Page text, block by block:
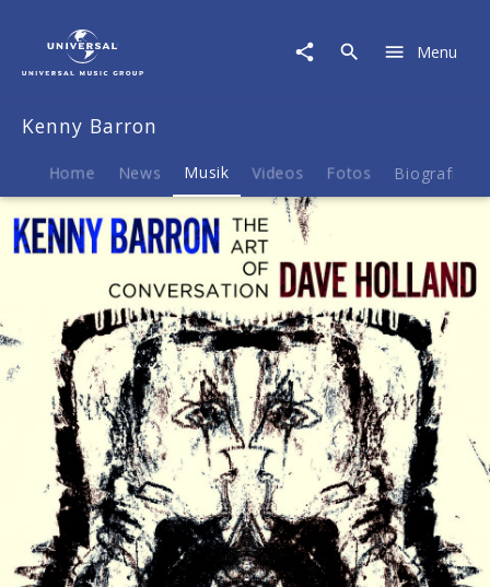
Musik
The
Conversation
Menu
Kenny Barron
Home News Musik Videos Fotos Biografie